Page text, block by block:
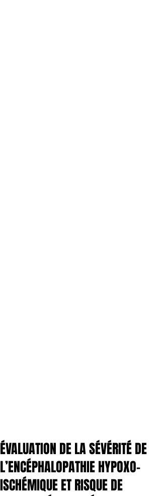
ÉVALUATION DE LA SÉVÉRITÉ DE
L’ENCÉPHALOPATHIE HYPOXO-
ISCHÉMIQUE ET RISQUE DE